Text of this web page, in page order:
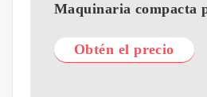
Maquinaria compacta
Obtén el precio